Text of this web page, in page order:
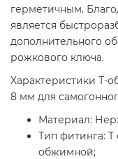
герметичным.
является
дополнительного
рожкового ключа.
Характеристики Т-
8 мм для
Материал:
Тип фитинга:
обжимной;